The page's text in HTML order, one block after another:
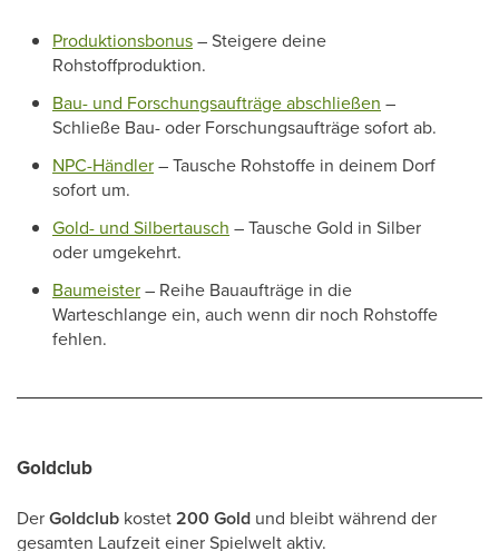
Produktionsbonus– Steigere deine
Rohstoffproduktion.
Bau- und Forschungsaufträge abschließen –
Schließe Bau- oder Forschungsaufträge sofort ab.
NPC-Händler– Tausche Rohstoffe in deinem Dorf
sofort um.
Gold- und Silbertausch – Tausche Gold in Silber
oder umgekehrt.
Baumeister– Reihe Bauaufträge in die
Warteschlange ein, auch wenn dir noch Rohstoffe
fehlen.
Goldclub
DerGoldclub kostet200 Gold und bleibt während der
gesamten Laufzeit einer Spielwelt aktiv.